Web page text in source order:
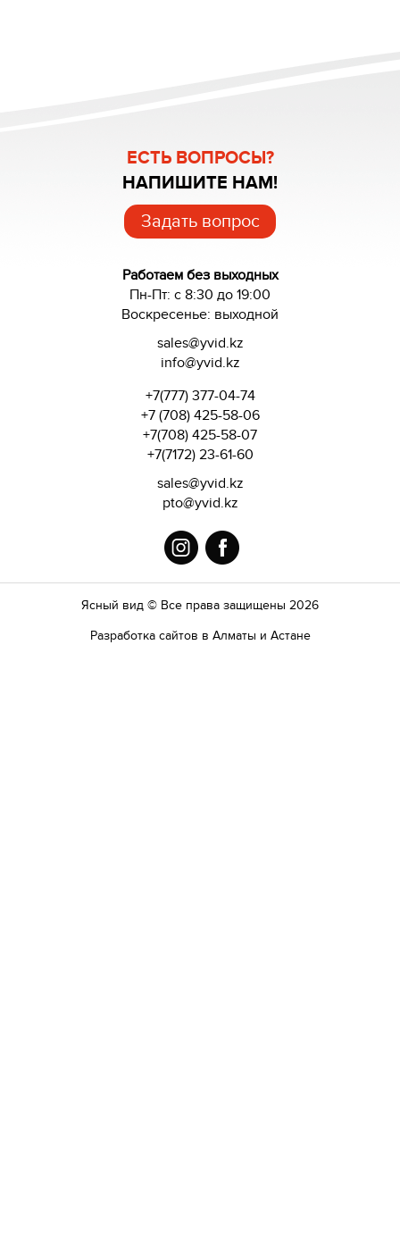
ЕСТЬ ВОПРОСЫ?
НАПИШИТЕ НАМ!
Задать вопрос
Работаем без выходных
Пн-Пт: с 8:30 до 19:00
Воскресенье: выходной
sales@yvid.kz
info@yvid.kz
+7(777) 377-04-74
+7 (708) 425-58-06
+7(708) 425-58-07
+7(7172) 23-61-60
sales@yvid.kz
pto@yvid.kz
Ясный вид © Все права защищены 2026
Разработка сайтов в Алматы и Астане